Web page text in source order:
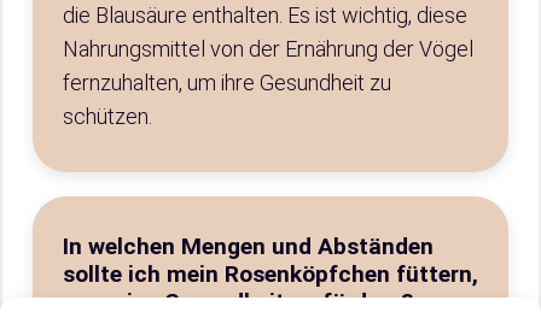
die Blausäure enthalten. Es ist wichtig, diese
Nahrungsmittel von der Ernährung der Vögel
fernzuhalten, um ihre Gesundheit zu
schützen.
In welchen Mengen und Abständen
sollte ich mein Rosenköpfchen füttern,
um seine Gesundheit zu fördern?